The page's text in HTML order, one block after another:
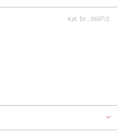
Kat. br.: 0697/2